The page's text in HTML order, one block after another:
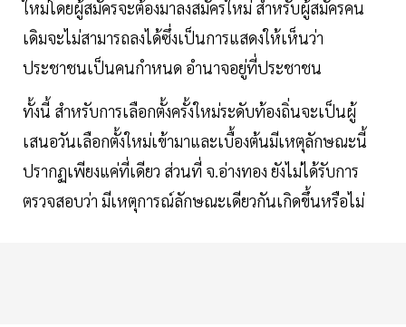
ใหม่โดยผู้สมัครจะต้องมาลงสมัครใหม่ สำหรับผู้สมัครคน
เดิมจะไม่สามารถลงได้ซึ่งเป็นการแสดงให้เห็นว่า
ประชาชนเป็นคนกำหนด อำนาจอยู่ที่ประชาชน
ทั้งนี้ สำหรับการเลือกตั้งครั้งใหม่ระดับท้องถิ่นจะเป็นผู้
เสนอวันเลือกตั้งใหม่เข้ามาและเบื้องต้นมีเหตุลักษณะนี้
ปรากฏเพียงแค่ที่เดียว ส่วนที่ จ.อ่างทอง ยังไม่ได้รับการ
ตรวจสอบว่า มีเหตุการณ์ลักษณะเดียวกันเกิดขึ้นหรือไม่